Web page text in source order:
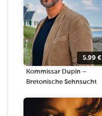
5.99 €
Kommissar Dupin –
Bretonische Sehnsucht